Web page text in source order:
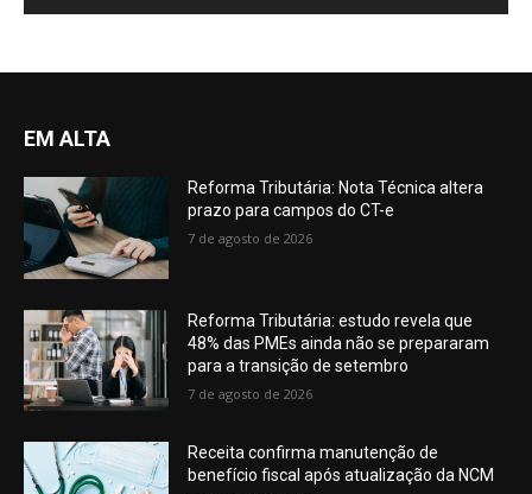
EM ALTA
Reforma Tributária: Nota Técnica altera
prazo para campos do CT-e
7 de agosto de 2026
Reforma Tributária: estudo revela que
48% das PMEs ainda não se prepararam
para a transição de setembro
7 de agosto de 2026
Receita confirma manutenção de
benefício fiscal após atualização da NCM